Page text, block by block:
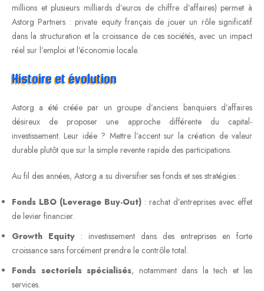
millions et plusieurs milliards d’euros de chiffre d’affaires) permet à
Astorg Partners : private equity français de jouer un rôle significatif
dans la structuration et la croissance de ces sociétés, avec un impact
réel sur l’emploi et l’économie locale.
Histoire et évolution
Astorg a été créée par un groupe d’anciens banquiers d’affaires
désireux de proposer une approche différente du capital-
investissement. Leur idée ? Mettre l’accent sur la création de valeur
durable plutôt que sur la simple revente rapide des participations.
Au fil des années, Astorg a su diversifier ses fonds et ses stratégies :
Fonds LBO (Leverage Buy-Out) : rachat d’entreprises avec effet
de levier financier.
Growth Equity : investissement dans des entreprises en forte
croissance sans forcément prendre le contrôle total.
Fonds sectoriels spécialisés, notamment dans la tech et les
services.